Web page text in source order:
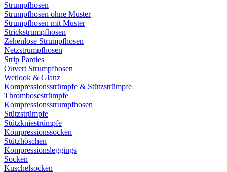
Strumpfhosen
Strumpfhosen ohne Muster
Strumpfhosen mit Muster
Strickstrumpfhosen
Zehenlose Strumpfhosen
Netzstrumpfhosen
Strip Panties
Ouvert Strumpfhosen
Wetlook & Glanz
Kompressionsstrümpfe & Stützstrümpfe
Thrombosestrümpfe
Kompressionsstrumpfhosen
Stützstrümpfe
Stützkniestrümpfe
Kompressionssocken
Stützhöschen
Kompressionsleggings
Socken
Kuschelsocken